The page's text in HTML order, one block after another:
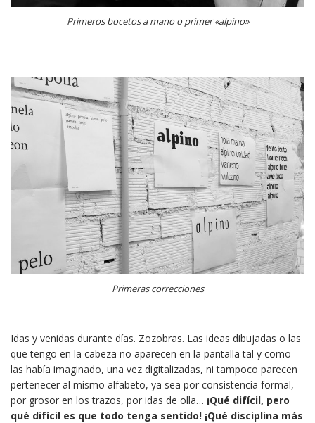
Primeros bocetos a mano o primer «alpino»
Primeras correcciones
Idas y venidas durante días. Zozobras. Las ideas dibujadas o las
que tengo en la cabeza no aparecen en la pantalla tal y como
las había imaginado, una vez digitalizadas, ni tampoco parecen
pertenecer al mismo alfabeto, ya sea por consistencia formal,
por grosor en los trazos, por idas de olla… ¡Qué difícil, pero
qué difícil es que todo tenga sentido! ¡Qué disciplina más